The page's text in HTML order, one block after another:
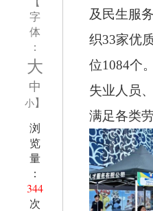
字
体
：
大
中
小】
浏
览
量
：
344
次
及民生服
织33家优
位1084个
失业人员
满足各类